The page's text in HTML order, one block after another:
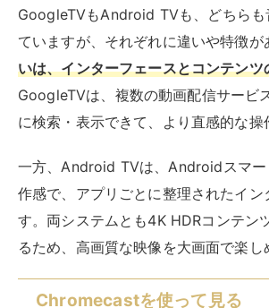
Chromecastを使って見る
Chromecastは、テレビのHDMI端子
で、スマートフォンやタブレットの画
Chromecastを使って楽天TVを視聴す
レビのHDMI端子にChromecastを接
おこないます。端末の楽天TVアプリか
す。